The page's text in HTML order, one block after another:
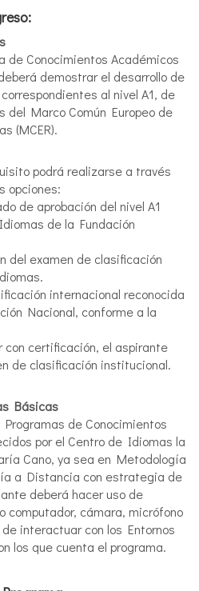
de Conocimientos Académicos
demostrar el desarrollo de
al nivel A1, de
del Marco Común Europeo de
(MCER).
podrá realizarse a través
opciones:
de aprobación del nivel A1
de la Fundación
del examen de clasificación
internacional reconocida
Nacional, conforme a la
con certificación, el aspirante
de clasificación institucional.
Básicas
de Conocimientos
por el Centro de Idiomas la
Cano, ya sea en Metodología
a Distancia con estrategia de
deberá hacer uso de
computador, cámara, micrófono
interactuar con los Entornos
los que cuenta el programa.